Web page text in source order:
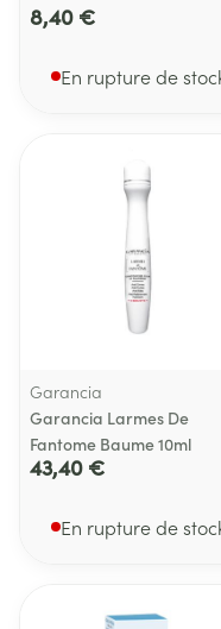
8,40 €
En rupture de
Garancia
Garancia Larmes De
Fantome Baume 10ml
43,40 €
En rupture de